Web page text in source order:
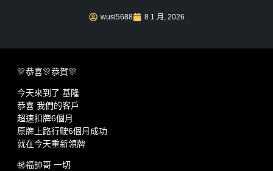
wusl5688 8 1 月, 2026
🎊恭喜🎊恭賀🎊
今天來到了 基隆
恭喜 我們的客戶
超速扣牌6個月
原牌上路行駛6個月成功
就在今天重新領牌
㊗️福帥哥 一切